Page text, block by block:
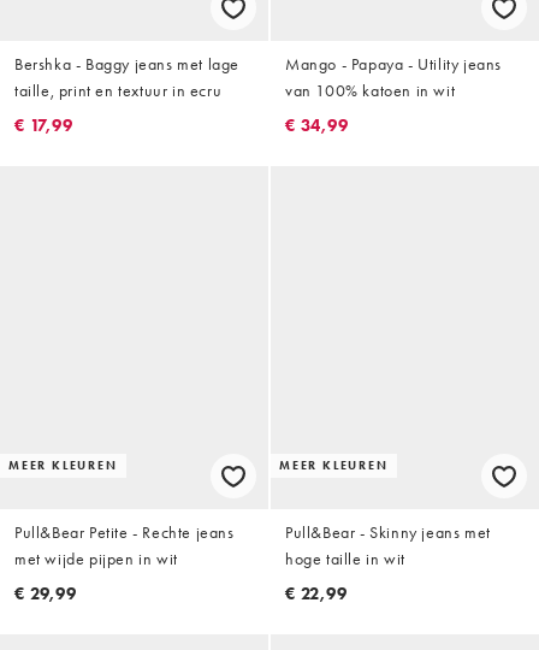
Bershka - Baggy jeans met lage
taille, print en textuur in ecru
€ 17,99
Mango - Papaya - Utility jeans
van 100% katoen in wit
€ 34,99
MEER KLEUREN
Pull&Bear Petite - Rechte jeans
met wijde pijpen in wit
€ 29,99
MEER KLEUREN
Pull&Bear - Skinny jeans met
hoge taille in wit
€ 22,99